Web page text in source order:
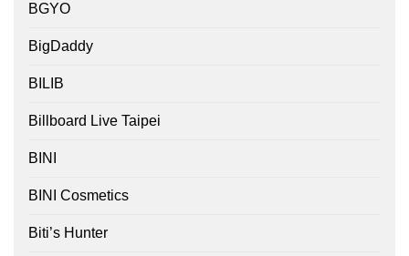
BGYO
BigDaddy
BILIB
Billboard Live Taipei
BINI
BINI Cosmetics
Biti’s Hunter